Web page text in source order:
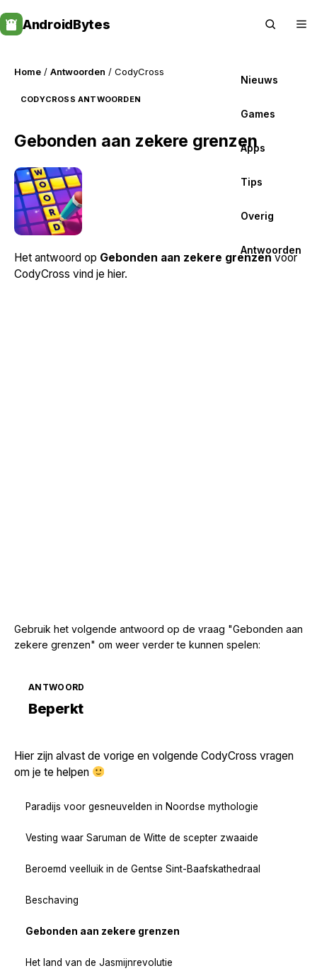
to
content
AndroidBytes
Nieuws
Games
Apps
Tips
Overig
Antwoorden
Home / Antwoorden / CodyCross
CODYCROSS ANTWOORDEN
Gebonden aan zekere grenzen
Het antwoord op Gebonden aan zekere grenzenvoor
CodyCross vind je hier.
Gebruik het volgende antwoord op de vraag "Gebonden aan
zekere grenzen" om weer verder te kunnen spelen:
ANTWOORD
Beperkt
Hier zijn alvast de vorige en volgende CodyCross vragen
om je te helpen
Paradijs voor gesneuvelden in Noordse mythologie
Vesting waar Saruman de Witte de scepter zwaaide
Beroemd veelluik in de Gentse Sint-Baafskathedraal
Beschaving
Gebonden aan zekere grenzen
Het land van de Jasmijnrevolutie